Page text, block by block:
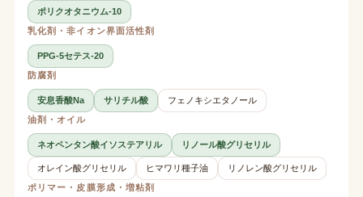
ポリクオタニウム-10
乳化剤・非イオン界面活性剤
PPG-5セテス-20
防腐剤
安息香酸Na サリチル酸
フェノキシエタノール
油剤・オイル
ネオペンタン酸イソステアリル リノール酸グリセリル
オレイン酸グリセリル ヒマワリ種子油
リノレン酸グリセリル
ポリマー・皮膜形成・増粘剤